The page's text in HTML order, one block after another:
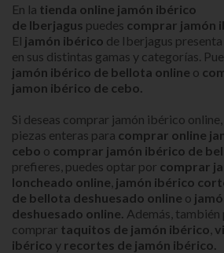
En la tienda online jamón ibérico
de Iberjagus puedes comprar jamón
El jamón ibérico de Iberjagus
en sus distintas gamas y categorías.
jamón ibérico de bellota online o
jamon ibérico de cebo.
Si deseas comprar jamón ibérico
piezas enteras para comprar online
cebo o comprar jamón ibérico de
prefieres, puedes optar por comprar
loncheado online jamón ibérico
de bellota deshuesado online o
deshuesado online Además, también
comprar taquitos de jamón ibérico
ibérico y recortes de jamón ibérico.